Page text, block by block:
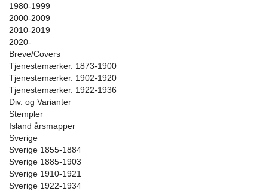
1980-1999
2000-2009
2010-2019
2020-
Breve/Covers
Tjenestemærker. 1873-1900
Tjenestemærker. 1902-1920
Tjenestemærker. 1922-1936
Div. og Varianter
Stempler
Island årsmapper
Sverige
Sverige 1855-1884
Sverige 1885-1903
Sverige 1910-1921
Sverige 1922-1934